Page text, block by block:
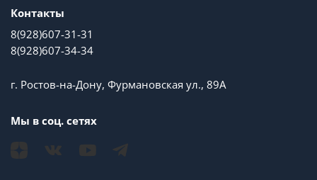
Контакты
8(928)607-31-31
8(928)607-34-34
г. Ростов-на-Дону, Фурмановская ул., 89А
Мы в соц. сетях